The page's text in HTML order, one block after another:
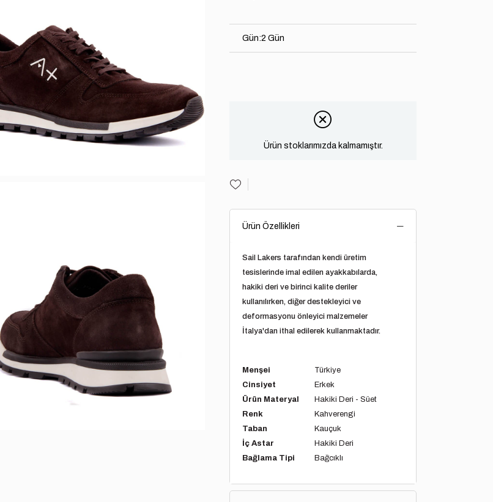
Gün:2 Gün
Ürün stoklarımızda kalmamıştır.
Ürün Özellikleri
Sail Lakers tarafından kendi üretim
tesislerinde imal edilen ayakkabılarda,
hakiki deri ve birinci kalite deriler
kullanılırken, diğer destekleyici ve
deformasyonu önleyici malzemeler
İtalya'dan ithal edilerek kullanmaktadır.
Menşei
Türkiye
Cinsiyet
Erkek
Ürün Materyal
Hakiki Deri - Süet
Renk
Kahverengi
Taban
Kauçuk
İç Astar
Hakiki Deri
Bağlama Tipi
Bağcıklı